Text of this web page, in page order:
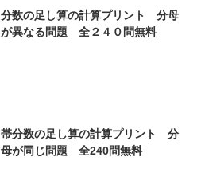
分数の足し算の計算プリント 分母
が異なる問題 全２４０問無料
帯分数の足し算の計算プリント 分
母が同じ問題 全240問無料